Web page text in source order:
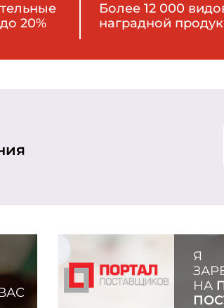
20%
Более 12 000
наградной
Я
НА